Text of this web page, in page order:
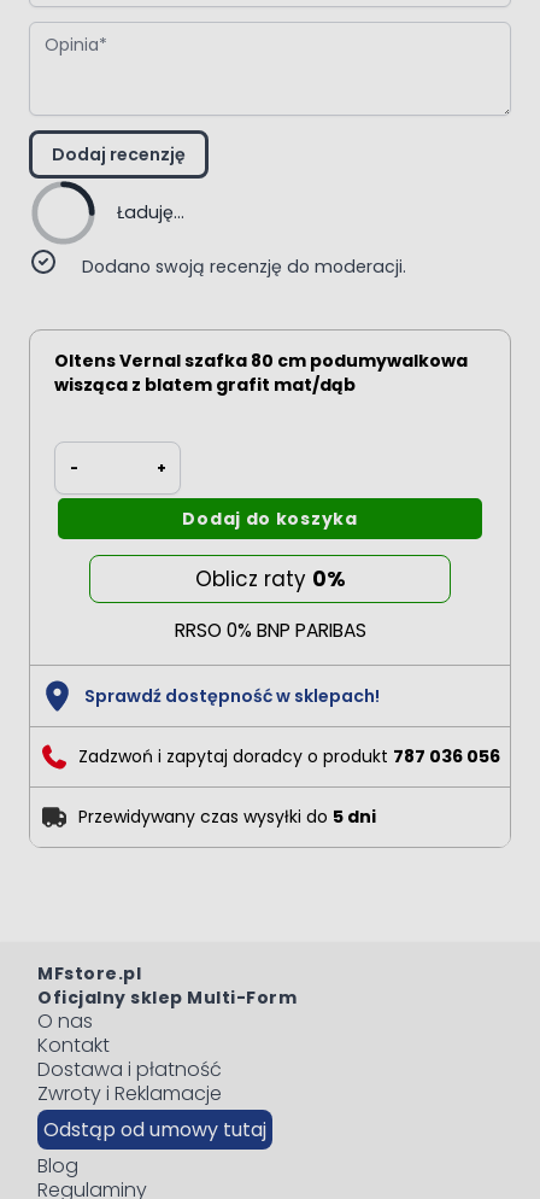
Opinia
Dodaj recenzję
Ładuję...
Dodano swoją recenzję do moderacji.
Oltens Vernal szafka 80 cm podumywalkowa
wisząca z blatem grafit mat/dąb
-
Ilość
+
Dodaj do koszyka
Oblicz raty 0%
RRSO 0% BNP PARIBAS
Zadzwoń i zapytaj doradcy o produkt 787 036 056
Przewidywany czas wysyłki do 5 dni
Sprawdź dostępność w sklepach!
MFstore.pl
Oficjalny sklep Multi-Form
O nas
Kontakt
Dostawa i płatność
Zwroty i Reklamacje
Odstąp od umowy tutaj
Blog
Regulaminy